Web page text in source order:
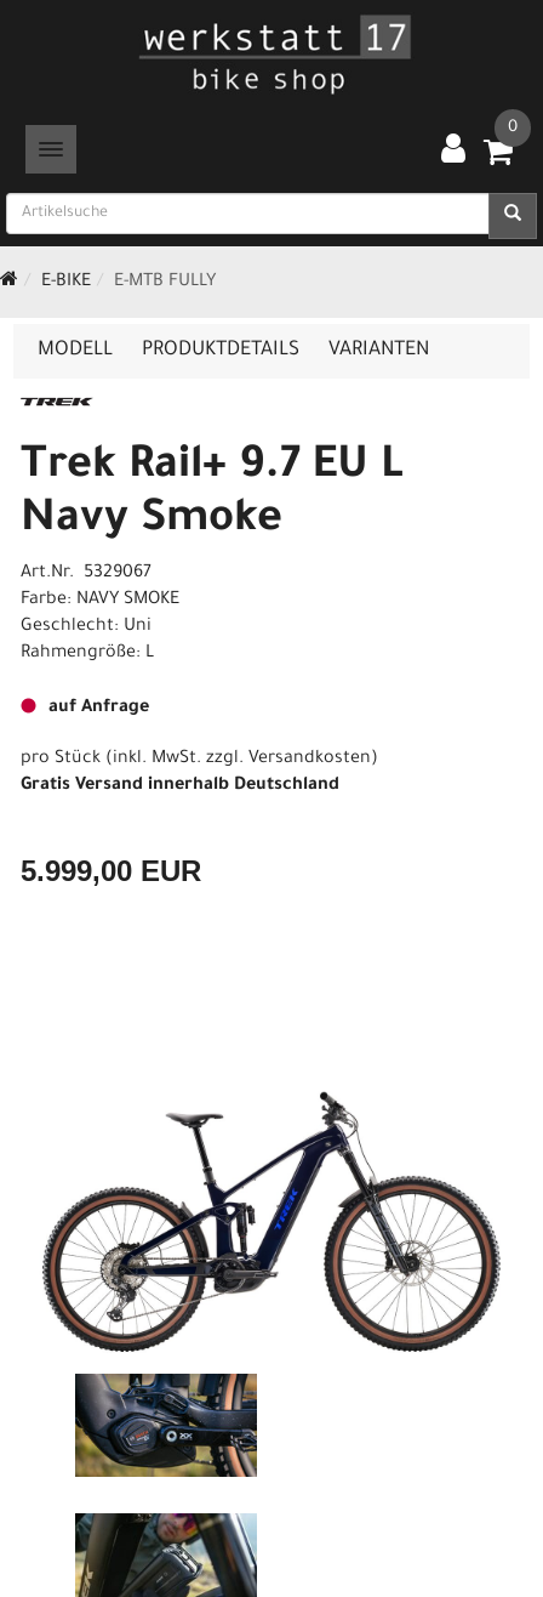
TOGGLE NAVIGATION
0
E-BIKE E-MTB FULLY
MODELL PRODUKTDETAILS VARIANTEN
Trek Rail+ 9.7 EU L
Navy Smoke
Art.Nr. 5329067
Farbe: NAVY SMOKE
Geschlecht: Uni
Rahmengröße: L
auf Anfrage
pro Stück (inkl. MwSt. zzgl. Versandkosten)
Gratis Versand innerhalb Deutschland
5.999,00 EUR